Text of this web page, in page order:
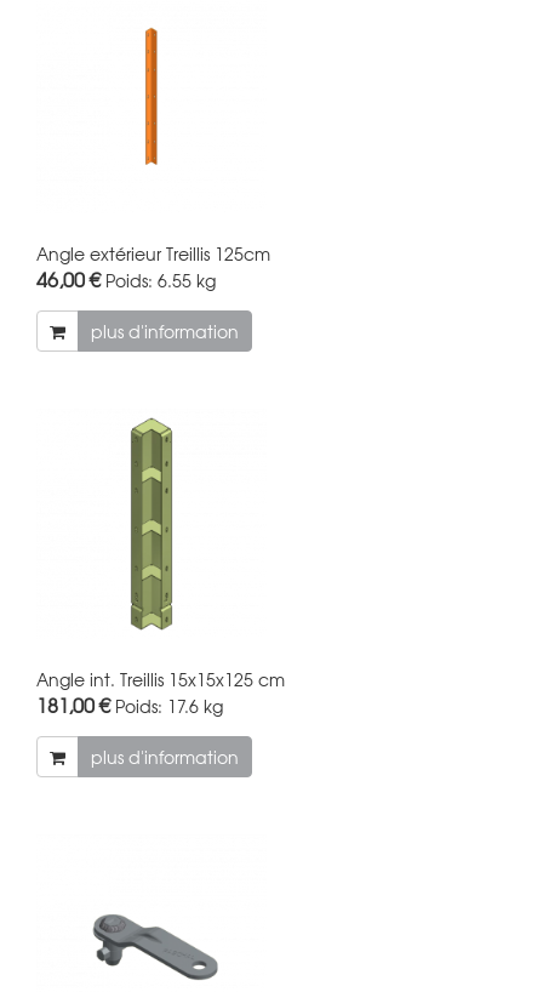
Angle extérieur Treillis 125cm
46,00 € Poids: 6.55 kg
plus d'information
Angle int. Treillis 15x15x125 cm
181,00 € Poids: 17.6 kg
plus d'information